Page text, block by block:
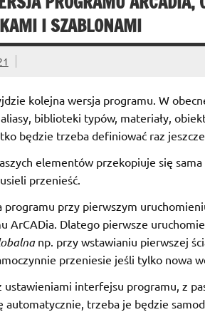
I SZABLONAMI
kolejna wersja programu. W
biblioteki typów, materiały,
będzie trzeba definiować raz
elementów przekopiuje się
przenieść.
programu przy pierwszym
ArCADia. Dlatego pierwsze
np. przy wstawianiu pierwszej
przeniesie jeśli tylko nowa
ustawieniami interfejsu programu, z
automatycznie, trzeba je będzie